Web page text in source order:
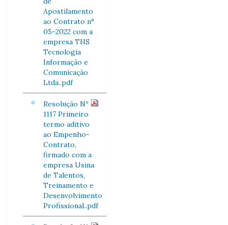
Apostilamento
ao Contrato n°
05-2022 com a
empresa THS
Tecnologia
Informação e
Comunicação
Ltda..pdf
Resolução Nº
1117 Primeiro
termo aditivo
ao Empenho-
Contrato,
firmado com a
empresa Usina
de Talentos,
Treinamento e
Desenvolvimento
Profissional..pdf